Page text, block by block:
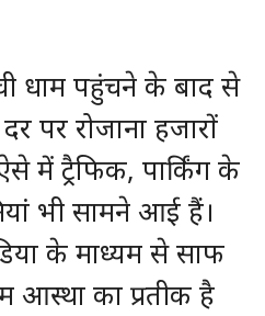
धाम पहुंचने के बाद से
पर रोजाना हजारों
में ट्रैफिक, पार्किंग के
भी सामने आई हैं।
के माध्यम से साफ
आस्था का प्रतीक है